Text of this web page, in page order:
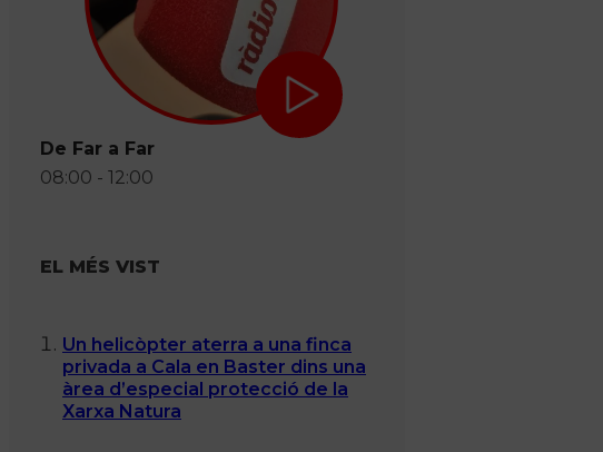
De Far a Far
08:00 - 12:00
EL MÉS VIST
Un helicòpter aterra a una finca
privada a Cala en Baster dins una
àrea d’especial protecció de la
Xarxa Natura